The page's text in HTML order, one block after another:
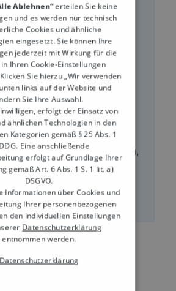
Pflicht Gastronomie: Was
Bonpflicht 2026?
gilt die
Seit dem 1. Januar
Du jedem Gast einen
ausstellen. bzw. anbieten,
nur einen Kaffee oder ein 3-
bestellt hat. Ausnahmen
bei offenen Ladenkassen...
Ablehnen“erteilen Sie keine
und es werden nur technisch
Cookies und ähnliche
eingesetzt. Sie können Ihre
jederzeit mit Wirkung für die
Ihren Cookie-Einstellungen
Sie hierzu „Wir verwenden
links auf der Website und
Sie Ihre Auswahl.
erfolgt der Einsatz von
ähnlichen Technologien in den
Kategorien gemäß § 25 Abs. 1
Eine anschließende
erfolgt auf Grundlage Ihrer
gemäß Art. 6 Abs. 1 S. 1 lit. a)
DSGVO.
Informationen über Cookies und
Ihrer personenbezogenen
den individuellen Einstellungen
Datenschutzerklärung
entnommen werden.
Datenschutzerklärung